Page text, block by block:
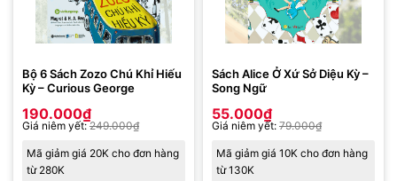
Bộ 6 Sách Zozo Chú Khỉ Hiếu
Kỳ – Curious George
190.000₫
Giá niêm yết:249.000₫
Mã giảm giá 20K cho đơn hàng
từ 280K
Sách Alice Ở Xứ Sở Diệu Kỳ –
Song Ngữ
55.000₫
Giá niêm yết: 79.000₫
Mã giảm giá 10K cho đơn hàng
từ 130K